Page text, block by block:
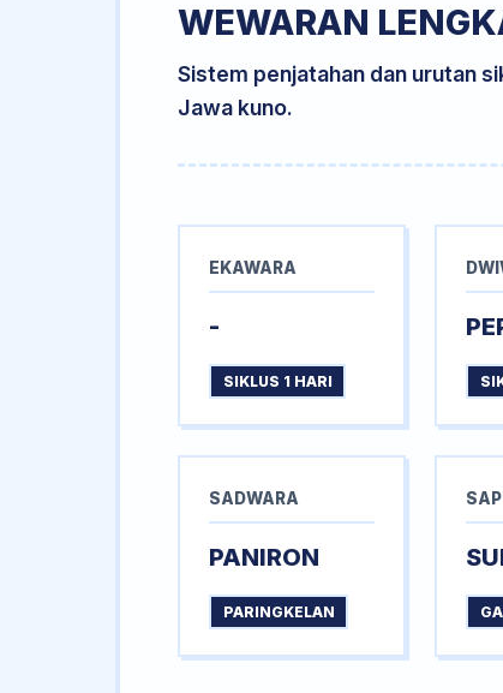
WEWARAN
Sistem penjatahan dan urutan
Jawa kuno.
EKAWARA
-
SIKLUS 1 HARI
SADWARA
PANIRON
PARINGKELAN